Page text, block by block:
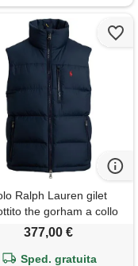
Ralph Lauren gilet
the gorham a collo
alto - blu
377,00 €
Sped. gratuita